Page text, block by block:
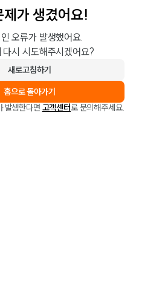
제가 생겼어요!
오류가 발생했어요.
다시 시도해주시겠어요?
새로고침하기
홈으로 돌아가기
발생한다면 고객센터로 문의해주세요.